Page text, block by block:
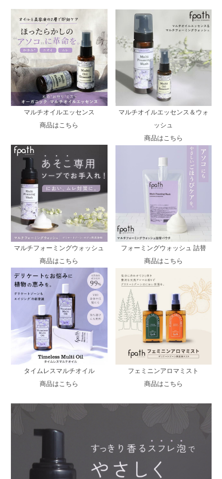
マルチオイルエッセンス
商品はこちら
マルチオイルエッセンス＆ウォ
ッシュ
商品はこちら
マルチフォーミングウォッシュ
商品はこちら
フォーミングウォッシュ 詰替
商品はこちら
タイムレスマルチオイル
商品はこちら
フェミニンアロマミスト
商品はこちら